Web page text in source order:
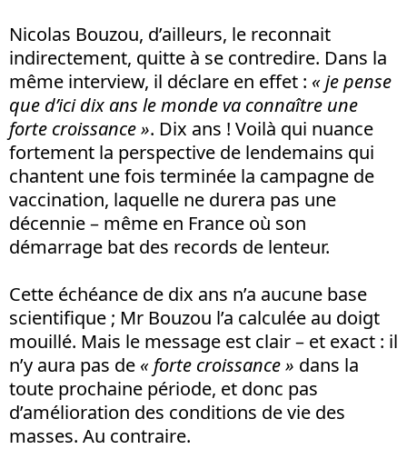
Nicolas Bouzou, d’ailleurs, le reconnait
indirectement, quitte à se contredire. Dans la
même interview, il déclare en effet : « je pense
que d’ici dix ans le monde va connaître une
forte croissance ». Dix ans ! Voilà qui nuance
fortement la perspective de lendemains qui
chantent une fois terminée la campagne de
vaccination, laquelle ne durera pas une
décennie – même en France où son
démarrage bat des records de lenteur.
Cette échéance de dix ans n’a aucune base
scientifique ; Mr Bouzou l’a calculée au doigt
mouillé. Mais le message est clair – et exact : il
n’y aura pas de « forte croissance » dans la
toute prochaine période, et donc pas
d’amélioration des conditions de vie des
masses. Au contraire.